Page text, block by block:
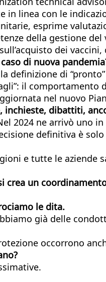
linea con le
esprime
della gestione
dei
di nuova
definizione di
il
nel nuovo
dibattiti,
2024 ne arrivò uno
definitiva è
e tutte le aziende
crea un
le dita.
già delle
occorrono